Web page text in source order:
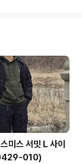
미스 서밋 L 사이
010)